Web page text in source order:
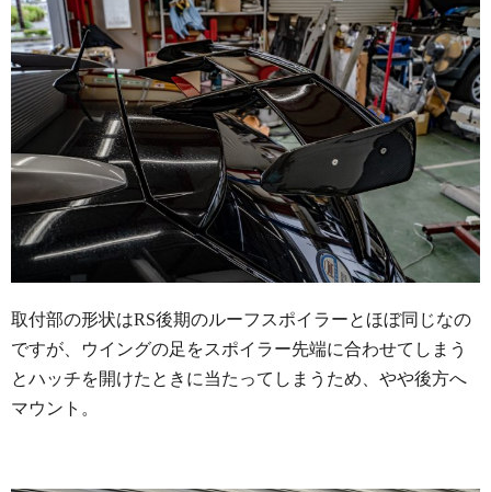
取付部の形状はRS後期のルーフスポイラーとほぼ同じなの
ですが、ウイングの足をスポイラー先端に合わせてしまう
とハッチを開けたときに当たってしまうため、やや後方へ
マウント。